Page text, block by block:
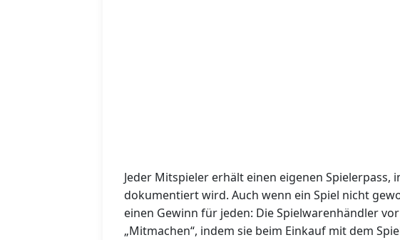
Jeder Mitspieler erhält einen eigenen Spielerpass,
dokumentiert wird. Auch wenn ein Spiel nicht
einen Gewinn für jeden: Die Spielwarenhändler
„Mitmachen“, indem sie beim Einkauf mit dem